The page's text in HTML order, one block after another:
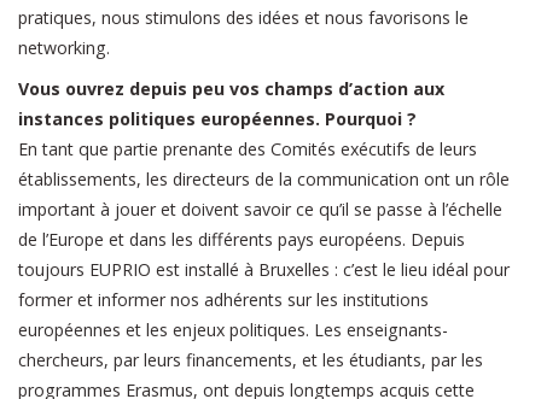
pratiques, nous stimulons des idées et nous favorisons le
networking.
Vous ouvrez depuis peu vos champs d’action aux
instances politiques européennes. Pourquoi ?
En tant que partie prenante des Comités exécutifs de leurs
établissements, les directeurs de la communication ont un rôle
important à jouer et doivent savoir ce qu’il se passe à l’échelle
de l’Europe et dans les différents pays européens. Depuis
toujours EUPRIO est installé à Bruxelles : c’est le lieu idéal pour
former et informer nos adhérents sur les institutions
européennes et les enjeux politiques. Les enseignants-
chercheurs, par leurs financements, et les étudiants, par les
programmes Erasmus, ont depuis longtemps acquis cette